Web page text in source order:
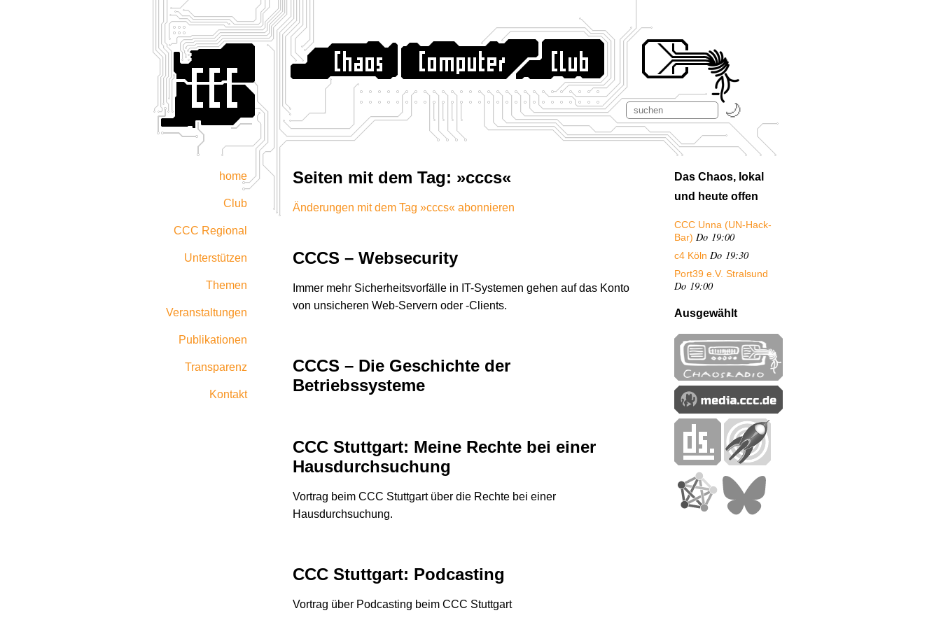
home
Club
CCC Regional
Unterstützen
Themen
Veranstaltungen
Publikationen
Transparenz
Kontakt
Seiten mit dem Tag: »cccs«
Änderungen mit dem Tag »cccs« abonnieren
CCCS – Websecurity
Immer mehr Sicherheitsvorfälle in IT-Systemen gehen auf das Konto
von unsicheren Web-Servern oder -Clients.
CCCS – Die Geschichte der
Betriebssysteme
CCC Stuttgart: Meine Rechte bei einer
Hausdurchsuchung
Vortrag beim CCC Stuttgart über die Rechte bei einer
Hausdurchsuchung.
CCC Stuttgart: Podcasting
Vortrag über Podcasting beim CCC Stuttgart
Das Chaos, lokal
und heute offen
CCC Unna (UN-Hack-
Bar) Do 19:00
c4 Köln Do 19:30
Port39 e.V. Stralsund
Do 19:00
Ausgewählt